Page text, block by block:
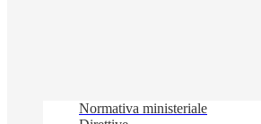
Normativa ministeriale